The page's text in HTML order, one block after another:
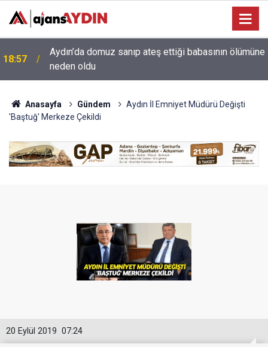
18:13 Yeni Parti'nin Aydın kurucu yönetimi belli oldu
Anasayfa Gündem
Aydın İl Emniyet Müdürü Değişti
'Baştuğ' Merkeze Çekildi
07:24
20 Eylül 2019